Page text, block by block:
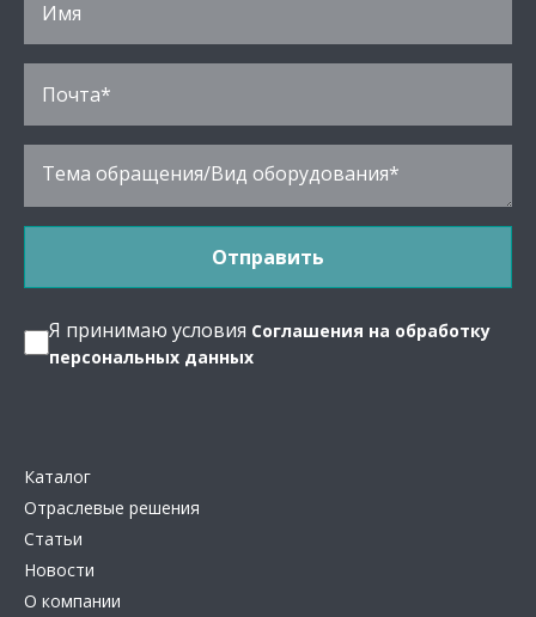
Я принимаю условия Соглашения на обработку
персональных данных
Каталог
Отраслевые решения
Статьи
Новости
О компании